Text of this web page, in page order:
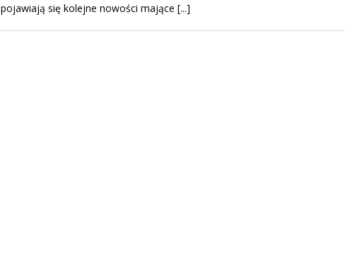
pojawiają się kolejne nowości mające [...]